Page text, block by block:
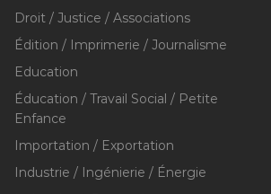
Droit / Justice / Associations
Édition / Imprimerie / Journalisme
Education
Éducation / Travail Social / Petite
Enfance
Importation / Exportation
Industrie / Ingénierie / Énergie